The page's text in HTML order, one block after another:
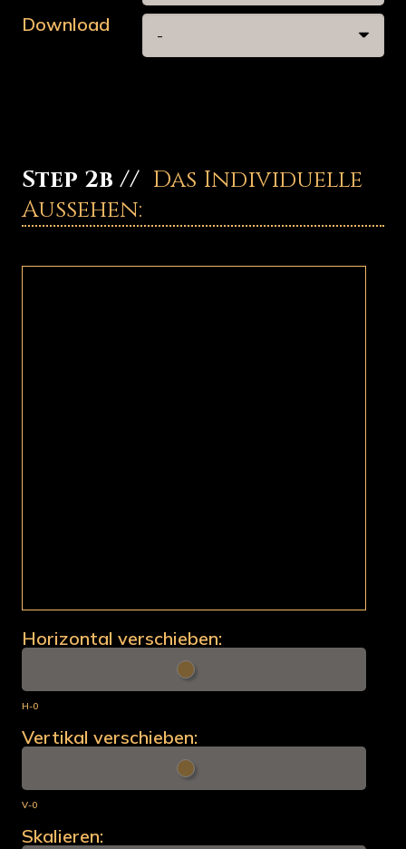
Download
Step 2b // Das Individuelle
Aussehen:
Horizontal verschieben:
H-0
Vertikal verschieben:
V-0
Skalieren: